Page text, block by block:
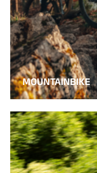
MOUNTAINBIKE